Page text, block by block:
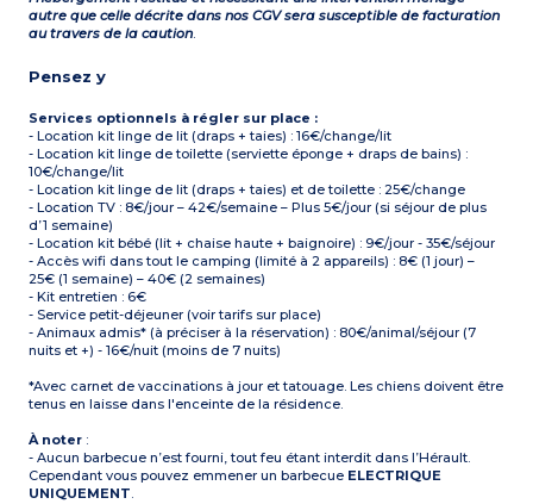
autre que celle décrite dans nos CGV sera susceptible de facturation
au travers de la caution.
Pensez y
Services optionnels à régler sur place :
- Location kit linge de lit (draps + taies) : 16€/change/lit
- Location kit linge de toilette (serviette éponge + draps de bains) :
10€/change/lit
- Location kit linge de lit (draps + taies) et de toilette : 25€/change
- Location TV : 8€/jour – 42€/semaine – Plus 5€/jour (si séjour de plus
d’1 semaine)
- Location kit bébé (lit + chaise haute + baignoire) : 9€/jour - 35€/séjour
- Accès wifi dans tout le camping (limité à 2 appareils) : 8€ (1 jour) –
25€ (1 semaine) – 40€ (2 semaines)
- Kit entretien : 6€
- Service petit-déjeuner (voir tarifs sur place)
- Animaux admis* (à préciser à la réservation) : 80€/animal/séjour (7
nuits et +) - 16€/nuit (moins de 7 nuits)
*Avec carnet de vaccinations à jour et tatouage. Les chiens doivent être
tenus en laisse dans l'enceinte de la résidence.
À noter :
- Aucun barbecue n’est fourni, tout feu étant interdit dans l’Hérault.
Cependant vous pouvez emmener un barbecue ELECTRIQUE
UNIQUEMENT.